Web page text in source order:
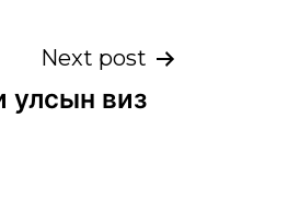
Next post
улсын виз